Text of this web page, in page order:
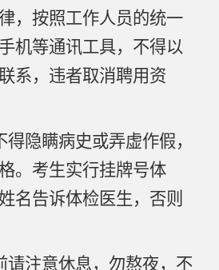
，按照工作人员的统一
机等通讯工具，不得以
系，违者取消聘用资
得隐瞒病史或弄虚作假，
。考生实行挂牌号体
名告诉体检医生，否则
请注意休息，勿熬夜，不